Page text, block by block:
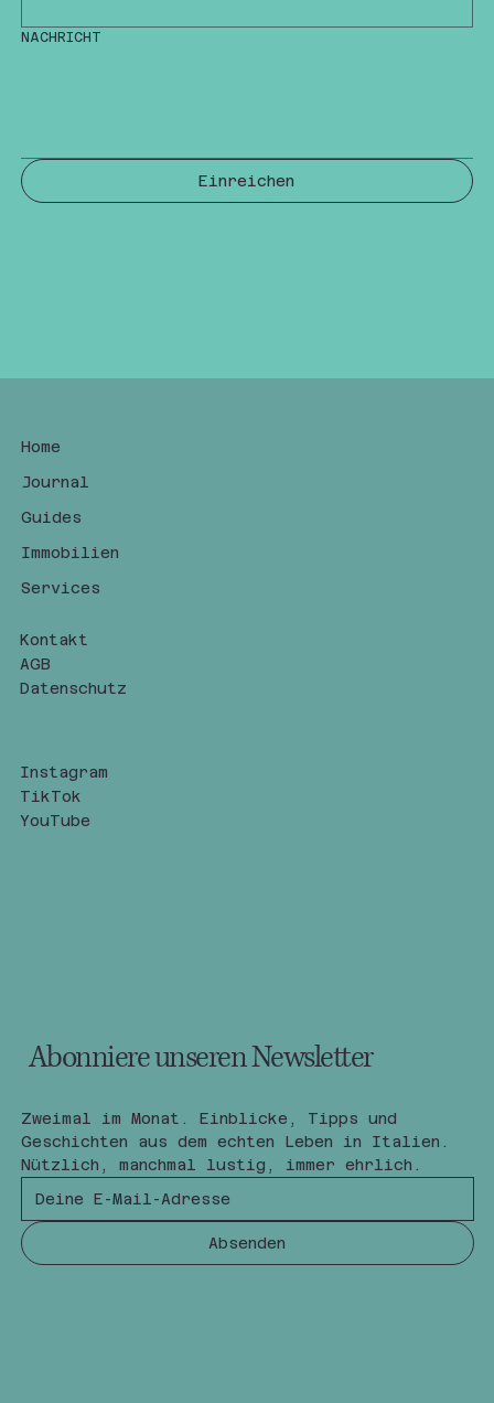
NACHRICHT
Einreichen
Home
Journal
Guides
Immobilien
Services
Kontakt
AGB
Datenschutz
Instagram
TikTok
YouTube
Abonniere unseren Newsletter
Zweimal im Monat. Einblicke, Tipps und
Geschichten aus dem echten Leben in Italien.
Nützlich, manchmal lustig, immer ehrlich.
Absenden